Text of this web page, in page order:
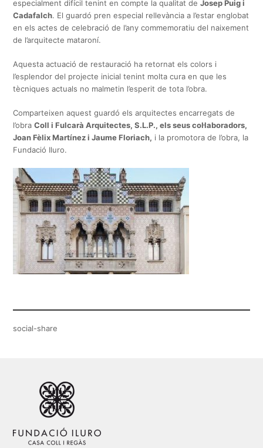
especialment difícil tenint en compte la qualitat deJosep Puig i
Cadafalch. El guardó pren especial rellevància a l’estar englobat
en els actes de celebració de l’any commemoratiu del naixement
de l’arquitecte mataroní.
Aquesta actuació de restauració ha retornat els colors i
l’esplendor del projecte inicial tenint molta cura en que les
tècniques actuals no malmetin l’esperit de tota l’obra.
Comparteixen aquest guardó els arquitectes encarregats de
l’obraColl i Fulcarà Arquitectes, S.L.P., els seus col·laboradors,
Joan Fèlix Martínez i Jaume Floriach, i la promotora de l’obra, la
Fundació Iluro.
social-share